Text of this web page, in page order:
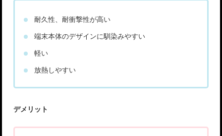
耐久性、耐衝撃性が高い
端末本体のデザインに馴染みやすい
軽い
放熱しやすい
デメリット